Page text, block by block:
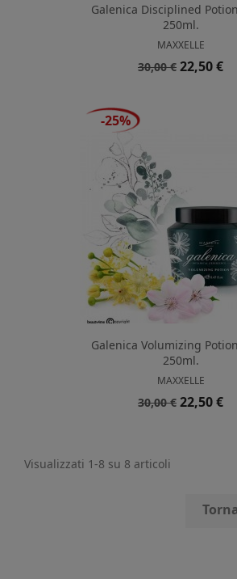
Galenica Disciplined
250ml.
MAXXELLE
Prezzo
30,00 € Prezzo
22,50 €
Galenica Volumizing
250ml.
MAXXELLE
Prezzo
30,00 € Prezzo
22,50 €
-25%
Visualizzati 1-8 su 8 articoli